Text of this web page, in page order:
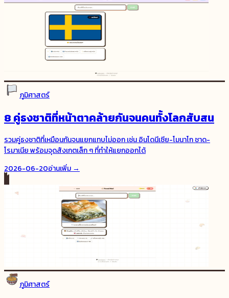
ภูมิศาสตร์
8 คู่ธงชาติที่หน้าตาคล้ายกันจนคนทั้งโลกสับสน
รวมคู่ธงชาติที่เหมือนกันจนแยกแทบไม่ออก เช่น อินโดนีเซีย-โมนาโก ชาด-
โรมาเนีย พร้อมจุดสังเกตเล็ก ๆ ที่ทำให้แยกออกได้
2026-06-20อ่านเพิ่ม →
ภูมิศาสตร์